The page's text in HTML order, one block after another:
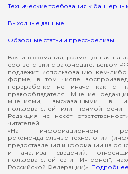
Технические требования к
Выходные данные
Обзорные статьи и пресс-релизы
Вся информация, размещенная на
соответствии с законодательством
подлежит использованию кем-
форме, в том числе
переработке не иначе как с
правообладателя. Мнение
мнениями, высказанными в
пользователей или прямой речи
Редакция не несёт
читателей.
«На информационном
рекомендательные технологии
предоставления информации на
и анализа сведений,
пользователей сети "Интернет",
Российской Федерации)». Подробнее